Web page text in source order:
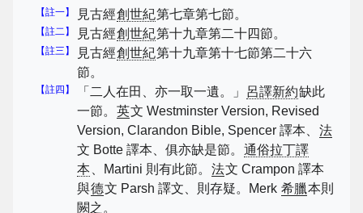
【註一】 見古經創世紀第七章第七節。
【註二】 見古經創世紀第十九章第二十四節。
【註三】 見古經創世紀第十九章第十七節第二十六
節。
【註四】 「二人在田、亦一取一遺。」 呂譯新約缺此
一節。 英文 Westminster Version, Revised
Version, Clarandon Bible, Spencer 譯本、 法
文 Botte 譯本、俱亦缺是節。 通俗拉丁譯
本 、Martini 則有此節。 法文 Crampon 譯本
與德文 Parsh 譯文、則存疑。Merk 希臘本則
闕之。